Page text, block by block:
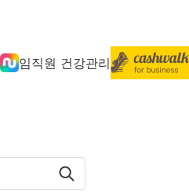
임직원 건강관리